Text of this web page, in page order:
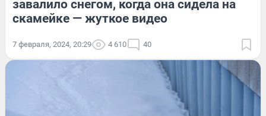
завалило снегом, когда она сидела на
скамейке — жуткое видео
7 февраля, 2024, 20:29 4 610 40